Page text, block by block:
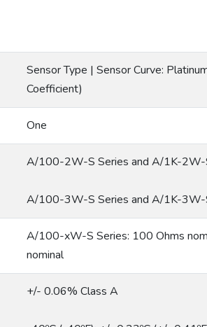
Sensor Type | Sensor Curve:
Coefficient)
One
A/100-2W-S Series and A/1K-2W-
A/100-3W-S Series and A/1K-3W-
A/100-xW-S Series: 100 Ohms
nominal
+/- 0.06% Class A